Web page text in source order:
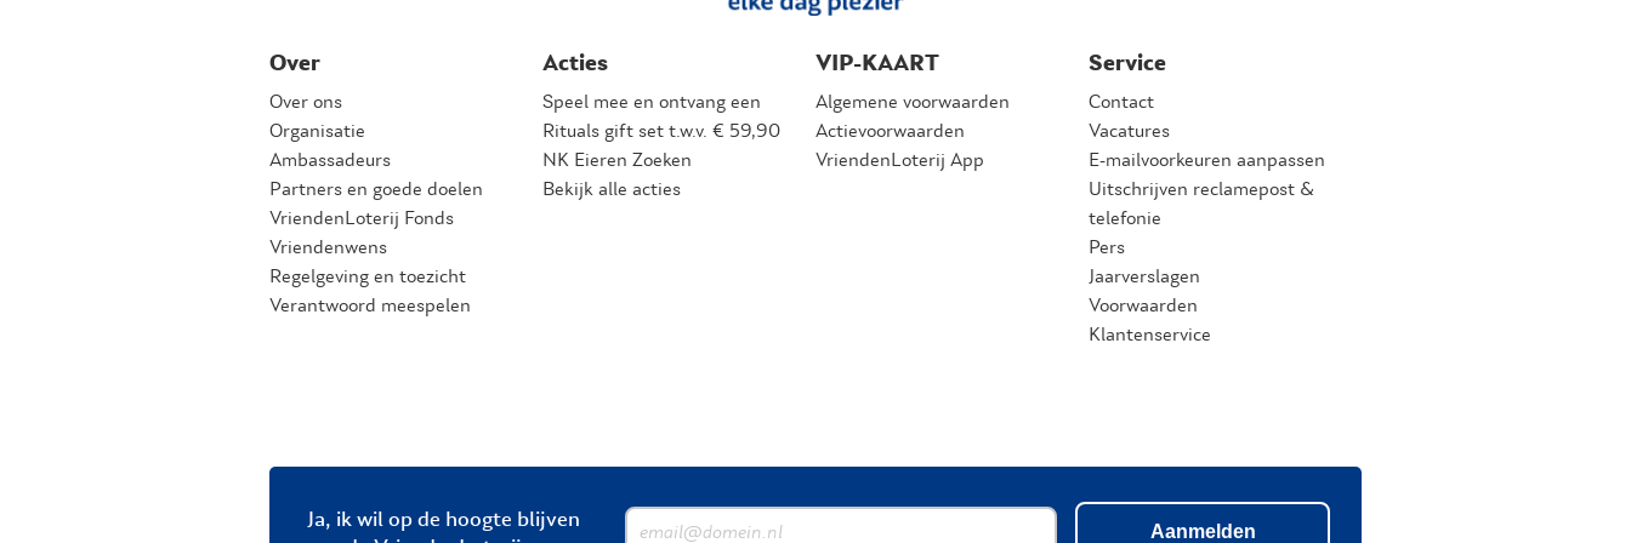
Over
Over ons
Organisatie
Ambassadeurs
Partners en goede doelen
VriendenLoterij Fonds
Vriendenwens
Regelgeving en toezicht
Verantwoord meespelen
Acties
Speel mee en ontvang een
Rituals gift set t.w.v. € 59,90
NK Eieren Zoeken
Bekijk alle acties
VIP-KAART
Algemene voorwaarden
Actievoorwaarden
VriendenLoterij App
Service
Contact
Vacatures
E-mailvoorkeuren aanpassen
Uitschrijven reclamepost &
telefonie
Pers
Jaarverslagen
Voorwaarden
Klantenservice
Ja, ik wil op de hoogte blijven
Aanmelden